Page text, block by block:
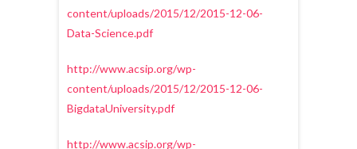
content/uploads/2015/12/2015-12-06-
Data-Science.pdf
http://www.acsip.org/wp-
content/uploads/2015/12/2015-12-06-
BigdataUniversity.pdf
http://www.acsip.org/wp-